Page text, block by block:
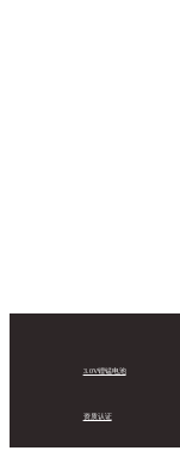
3.0V锂锰电池
资质认证